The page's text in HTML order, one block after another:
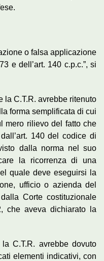
o falsa applicazione
e dell’art. 140 c.p.c.”, si
la C.T.R. avrebbe ritenuto
forma semplificata di cui
mero rilievo del fatto che
140 del codice di
dalla norma nel suo
la ricorrenza di una
quale deve eseguirsi la
ufficio o azienda del
Corte costituzionale
che aveva dichiarato la
C.T.R. avrebbe dovuto
elementi indicativi, con